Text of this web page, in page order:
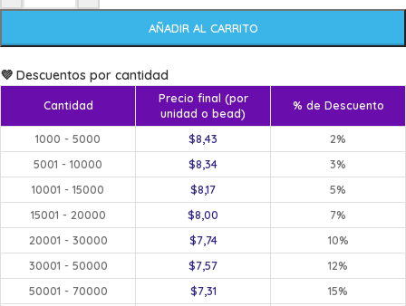
AÑADIR AL CARRITO
💜 Descuentos por cantidad
Cantidad
Precio final (por
unidad o bead)
% de Descuento
1000 - 5000 $8,43
2%
5001 - 10000
$8,34
3%
10001 - 15000
$8,17
5%
15001 - 20000
$8,00
7%
20001 - 30000
$7,74
10%
30001 - 50000
$7,57
12%
50001 - 70000
$7,31
15%